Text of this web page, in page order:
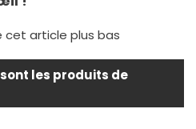
cet article plus bas
les produits de